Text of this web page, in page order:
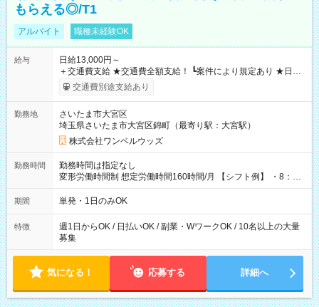
もらえる◎/T1
アルバイト 職種未経験OK
給与
日給13,000円～
＋交通費支給 ★交通費全額支給！ ┗案件により規定あり ★日払
いOK！（規定あり） ┗働いたその日に現金GET♪ お仕事後はコ
ンビニATMから 日払い分を引き落とせます！ 【試用期間】試
交通費別途支給あり
勤務地
さいたま市大宮区
埼玉県さいたま市大宮区錦町（最寄り駅：大宮駅）
株式会社ワンベルウッズ
勤務時間
勤務時間は指定なし
変形労働時間制 想定労働時間160時間/月 【シフト例】 ・8：00
～21：00
期間 単発・1日のみOK
特徴
週1日からOK / 日払いOK / 副業・WワークOK / 10名以上の大量
募集
気になる！ 応募する 詳細へ